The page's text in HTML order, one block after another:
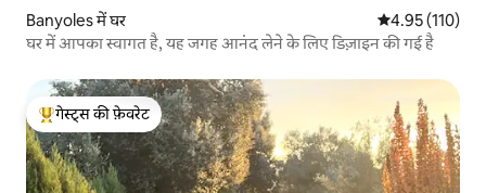
Banyoles में घर औसत रेटिंग 5 में से
4.95 (110)
घर में आपका स्वागत है, यह जगह आनंद लेने के लिए डिज़ाइन की गई है
गेस्ट्स का टॉप फ़ेवरेट
गेस्ट्स की फ़ेवरेट